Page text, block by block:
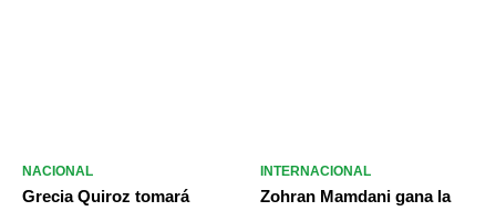
NACIONAL
Grecia Quiroz tomará
INTERNACIONAL
Zohran Mamdani gana la